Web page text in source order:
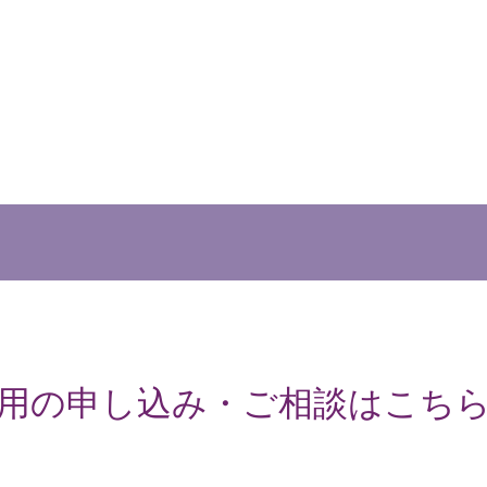
の申し込み・ご相談はこち